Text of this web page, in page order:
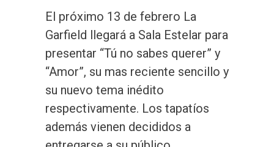
El próximo 13 de febrero La
Garfield llegará a Sala Estelar para
presentar “Tú no sabes querer” y
“Amor”, su mas reciente sencillo y
su nuevo tema inédito
respectivamente. Los tapatíos
además vienen decididos a